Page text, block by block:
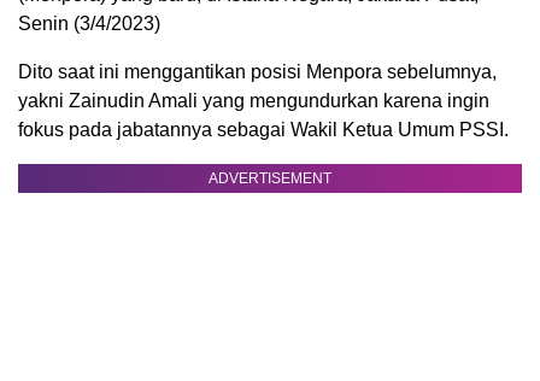
Senin (3/4/2023)
Dito saat ini menggantikan posisi Menpora sebelumnya,
yakni Zainudin Amali yang mengundurkan karena ingin
fokus pada jabatannya sebagai Wakil Ketua Umum PSSI.
ADVERTISEMENT